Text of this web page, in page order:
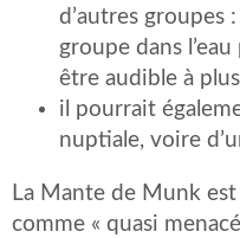
d’autres groupes
groupe dans
être audible à
il pourrait
nuptiale, voire
La Mante de Munk
comme « quasi